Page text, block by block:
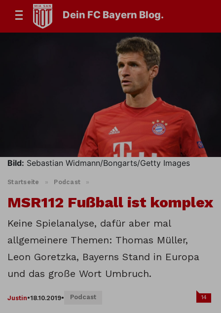
Dein FC Bayern Blog.
Bild: Sebastian Widmann/Bongarts/Getty Images
Startseite » Podcast »
MSR112 Fußball ist komplex
Keine Spielanalyse, dafür aber mal
allgemeinere Themen: Thomas Müller,
Leon Goretzka, Bayerns Stand in Europa
und das große Wort Umbruch.
Justin•18.10.2019• Podcast 14